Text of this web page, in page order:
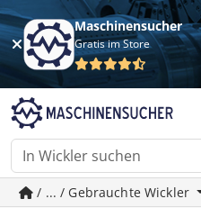
Maschinensucher
Gratis im Store
/ ... / Gebrauchte Wickler